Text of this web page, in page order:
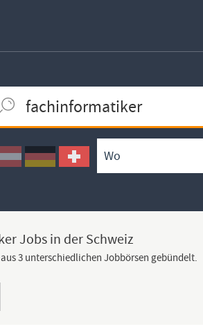
Jobs in der Schweiz
3 unterschiedlichen Jobbörsen gebündelt.